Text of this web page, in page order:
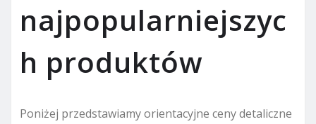
najpopularniejszyc
h produktów
Poniżej przedstawiamy orientacyjne ceny detaliczne